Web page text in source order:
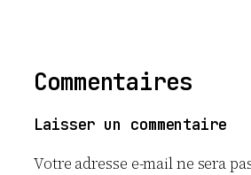
Commentaires
Laisser un commentaire
Votre adresse e-mail ne sera